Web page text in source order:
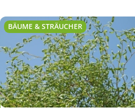
BÄUME & STRÄUCHER